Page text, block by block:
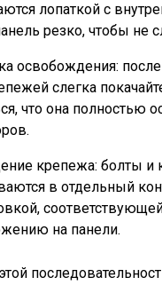
лопаткой с
резко, чтобы не
освобождения:
слегка
что она полностью
крепежа: болты и
в отдельный
на панели.